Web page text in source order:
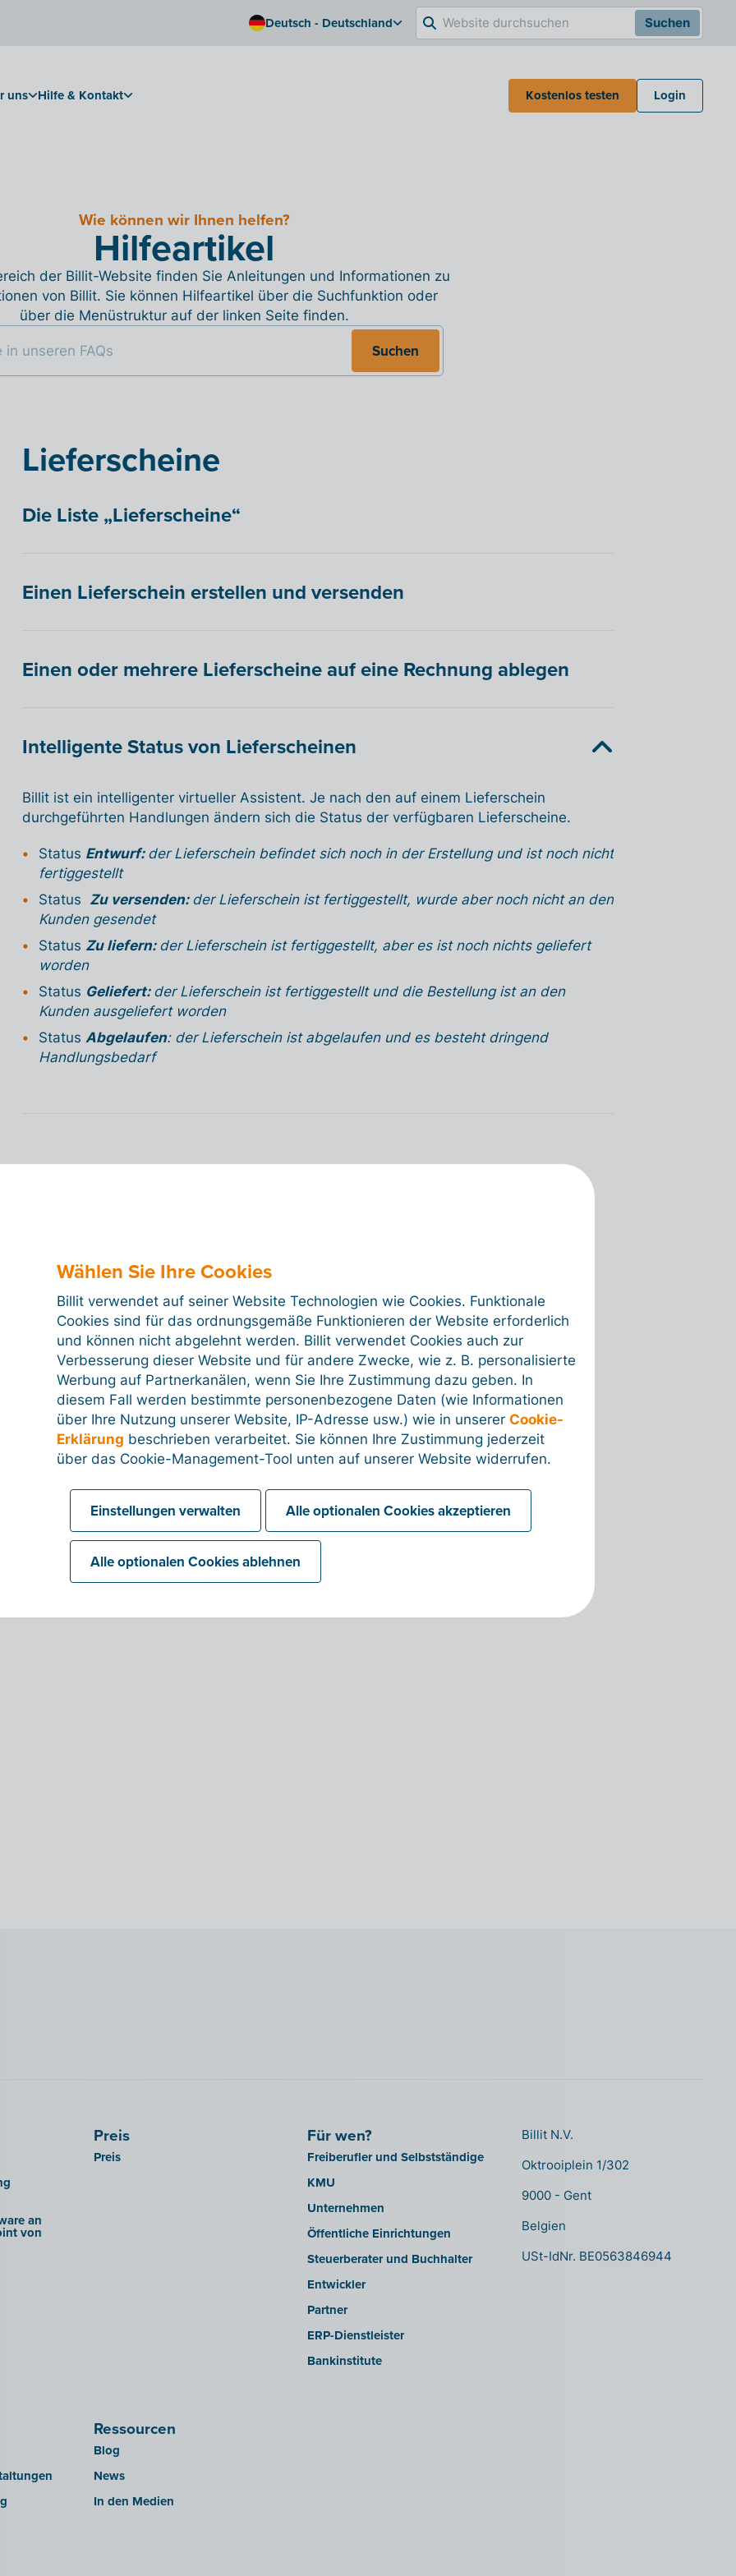
Deutsch - Deutschland Suchen
uns Hilfe & Kontakt Kostenlos testen Login
Wie können wir Ihnen helfen?
Hilfeartikel
der Billit-Website finden Sie Anleitungen und Informationen zu
von Billit. Sie können Hilfeartikel über die Suchfunktion oder
über die Menüstruktur auf der linken Seite finden.
Suchen
Lieferscheine
Die Liste „Lieferscheine“
Einen Lieferschein erstellen und versenden
Einen oder mehrere Lieferscheine auf eine Rechnung ablegen
Intelligente Status von Lieferscheinen
Billit ist ein intelligenter virtueller Assistent. Je nach den auf einem Lieferschein
durchgeführten Handlungen ändern sich die Status der verfügbaren Lieferscheine.
Status Entwurf: der Lieferschein befindet sich noch in der Erstellung und ist noch nicht
fertiggestellt
Status Zu versenden: der Lieferschein ist fertiggestellt, wurde aber noch nicht an den
Kunden gesendet
Status Zu liefern: der Lieferschein ist fertiggestellt, aber es ist noch nichts geliefert
worden
Status Geliefert: der Lieferschein ist fertiggestellt und die Bestellung ist an den
Kunden ausgeliefert worden
Status Abgelaufen: der Lieferschein ist abgelaufen und es besteht dringend
Handlungsbedarf
an
von
Preis
Preis
Für wen?
Freiberufler und Selbstständige
KMU
Unternehmen
Öffentliche Einrichtungen
Steuerberater und Buchhalter
Entwickler
Partner
ERP-Dienstleister
Bankinstitute
Ressourcen
Blog
News
In den Medien
Billit N.V.
Oktrooiplein 1/302
9000 - Gent
Belgien
USt-IdNr. BE0563846944
Wählen Sie Ihre Cookies
Billit verwendet auf seiner Website Technologien wie Cookies. Funktionale
Cookies sind für das ordnungsgemäße Funktionieren der Website erforderlich
und können nicht abgelehnt werden. Billit verwendet Cookies auch zur
Verbesserung dieser Website und für andere Zwecke, wie z. B. personalisierte
Werbung auf Partnerkanälen, wenn Sie Ihre Zustimmung dazu geben. In
diesem Fall werden bestimmte personenbezogene Daten (wie Informationen
über Ihre Nutzung unserer Website, IP-Adresse usw.) wie in unsererCookie-
Erklärung beschrieben verarbeitet. Sie können Ihre Zustimmung jederzeit
über das Cookie-Management-Tool unten auf unserer Website widerrufen.
Einstellungen verwalten Alle optionalen Cookies akzeptieren
Alle optionalen Cookies ablehnen